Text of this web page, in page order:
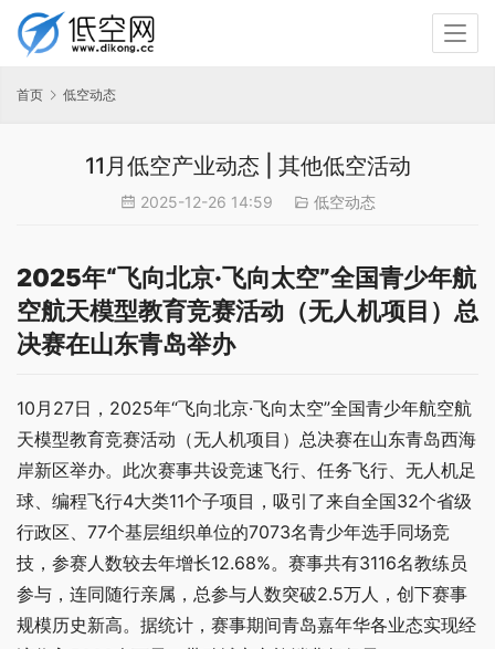
首页 低空动态
11月低空产业动态 | 其他低空活动
2025-12-26 14:59 低空动态
2025年“飞向北京·飞向太空”全国青少年航
空航天模型教育竞赛活动（无人机项目）总
决赛在山东青岛举办
10月27日，2025年“飞向北京·飞向太空”全国青少年航空航
天模型教育竞赛活动（无人机项目）总决赛在山东青岛西海
岸新区举办。此次赛事共设竞速飞行、任务飞行、无人机足
球、编程飞行4大类11个子项目，吸引了来自全国32个省级
行政区、77个基层组织单位的7073名青少年选手同场竞
技，参赛人数较去年增长12.68%。赛事共有3116名教练员
参与，连同随行亲属，总参与人数突破2.5万人，创下赛事
规模历史新高。据统计，赛事期间青岛嘉年华各业态实现经